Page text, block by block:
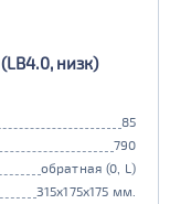
низк)
85
790
обратная (0, L)
315x175x175 мм.